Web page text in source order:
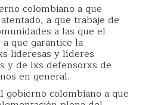
colombiano a que
a que trabaje de
a las que el
que garantice la
lideresas y líderes
y de lxs defensorxs de
en general.
gobierno colombiano a que